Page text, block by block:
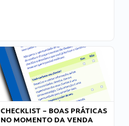
CHECKLIST – BOAS PRÁTICAS
NO MOMENTO DA VENDA